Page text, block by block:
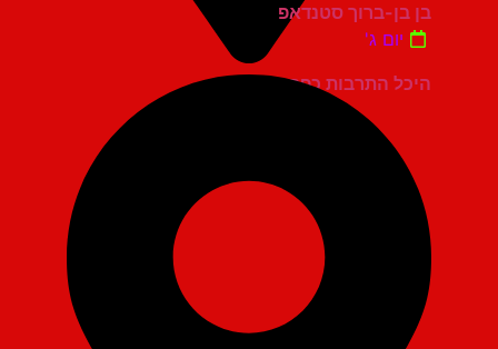
היכל התרבות כפר סבא
בן בן-ברוך סטנדאפ
יום ג'